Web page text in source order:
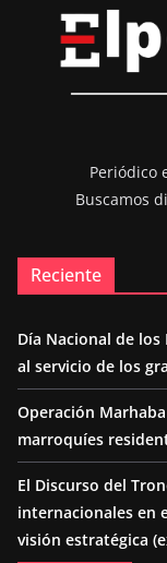
Periódico
Buscamos
Reciente
Día Nacional de
al servicio de los
Operación
marroquíes
El Discurso del
internacionales en
visión estratégica